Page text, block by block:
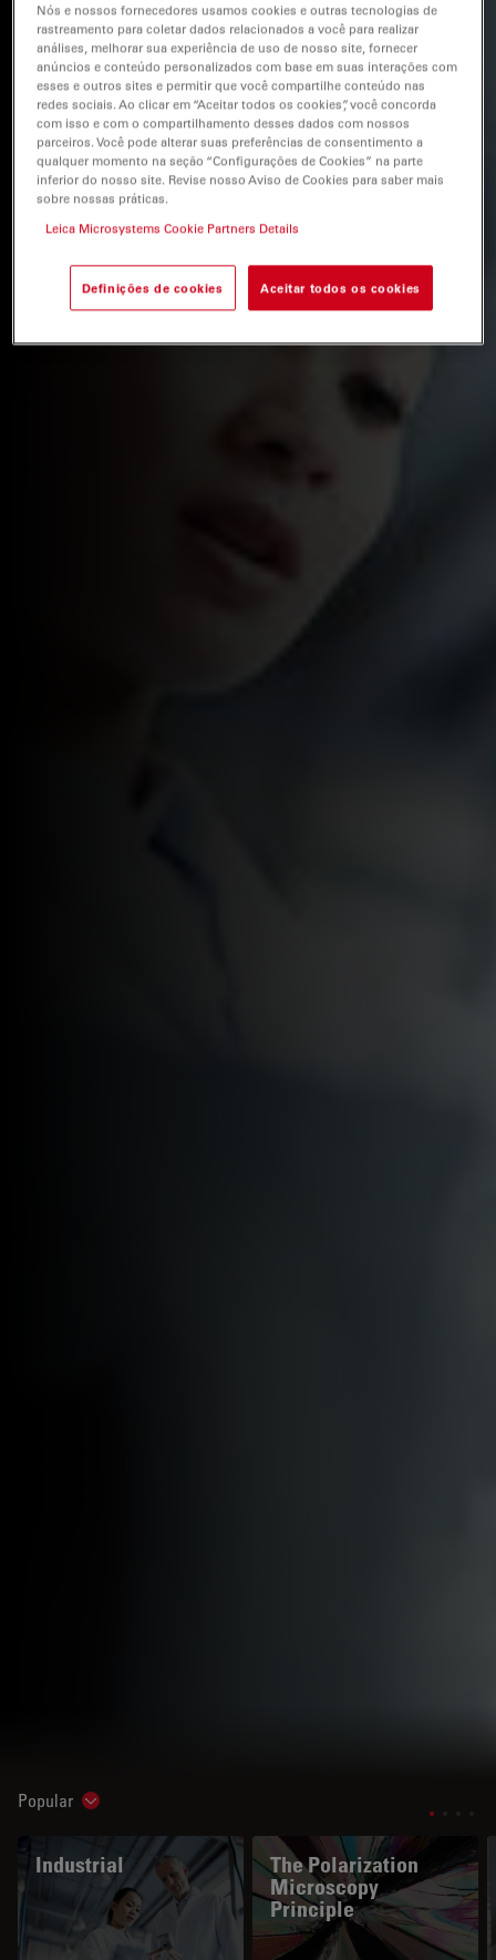
Popular Show subnavigation
Industrial
The Polarization
Microscopy
Principle
Nós e nossos fornecedores usamos cookies e outras tecnologias de
rastreamento para coletar dados relacionados a você para realizar
análises, melhorar sua experiência de uso de nosso site, fornecer
anúncios e conteúdo personalizados com base em suas interações com
esses e outros sites e permitir que você compartilhe conteúdo nas
redes sociais. Ao clicar em “Aceitar todos os cookies”, você concorda
com isso e com o compartilhamento desses dados com nossos
parceiros. Você pode alterar suas preferências de consentimento a
qualquer momento na seção “Configurações de Cookies” na parte
inferior do nosso site. Revise nosso Aviso de Cookies para saber mais
sobre nossas práticas.
Leica Microsystems Cookie Partners Details
Definições de cookies Aceitar todos os cookies